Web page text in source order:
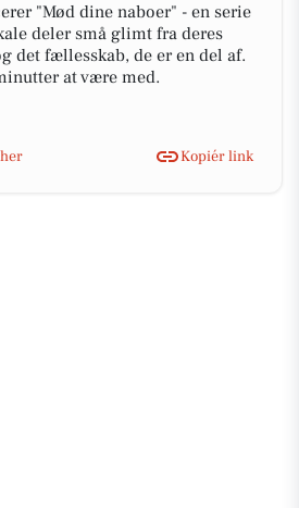
"Mød dine naboer" - en serie
deler små glimt fra deres
det fællesskab, de er en del af.
at være med.
Kopiér link